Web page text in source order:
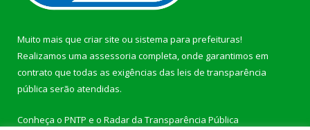
Muito mais que criar site ou sistema para prefeituras!
Realizamos uma assessoria completa, onde garantimos em
contrato que todas as exigências das leis de transparência
pública serão atendidas.
Conheça o PNTP e o Radar da Transparência Pública